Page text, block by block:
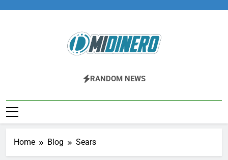
Midinero.co
Fintech, Criptomonedas
RANDOM NEWS
Home Blog Sears